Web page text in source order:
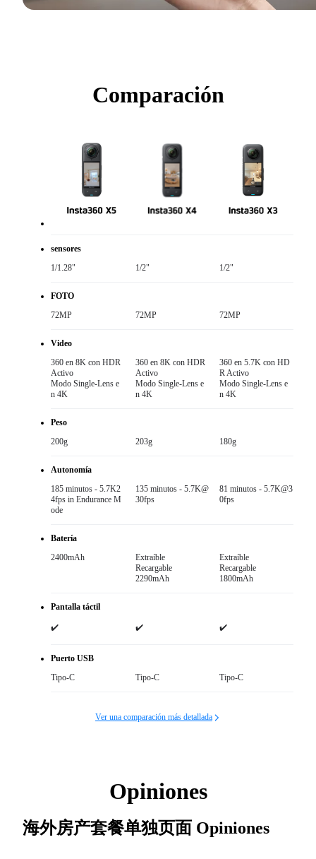
Comparación
sensores
1/1.28"
1/2" 1/2"
FOTO
72MP
72MP 72MP
Video
360 en 8K con HDR
Activo
Modo Single-Lens e
n 4K
360 en 8K con HDR
Activo
Modo Single-Lens e
n 4K
360 en 5.7K con HD
R Activo
Modo Single-Lens e
n 4K
Peso
200g
203g 180g
Autonomía
185 minutos - 5.7K2
4fps in Endurance M
ode
135 minutos - 5.7K@
30fps
81 minutos - 5.7K@3
0fps
Batería
2400mAh
Extraíble
Recargable
2290mAh
Extraíble
Recargable
1800mAh
Pantalla táctil
✔️ ✔️ ✔️
Puerto USB
Tipo-C
Tipo-C Tipo-C
Ver una comparación más detallada
Opiniones
海外房产套餐单独页面 Opiniones